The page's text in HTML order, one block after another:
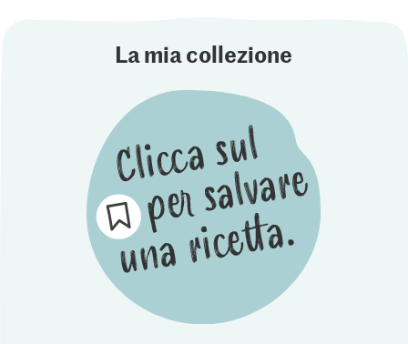
La mia collezione